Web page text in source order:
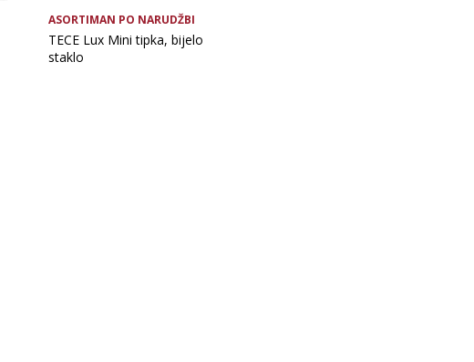
ASORTIMAN PO NARUDŽBI
TECE Lux Mini tipka, bijelo
staklo